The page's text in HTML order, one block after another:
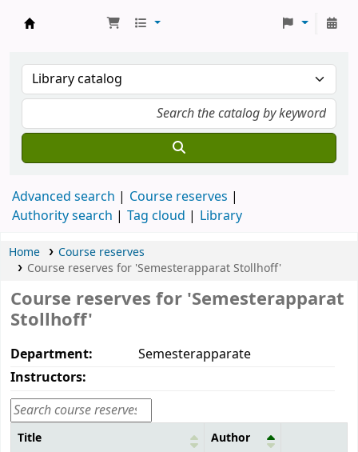
Advanced search
Course reserves
Authority search
Tag cloud Library
Home
Course reserves
Course reserves for 'Semesterapparat Stollhoff'
Course reserves for 'Semesterapparat
Stollhoff'
Department:
Semesterapparate
Instructors:
Title
Author